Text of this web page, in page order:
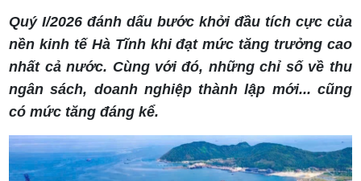
Quý I/2026 đánh dấu bước khởi đầu tích cực của
nền kinh tế Hà Tĩnh khi đạt mức tăng trưởng cao
nhất cả nước. Cùng với đó, những chỉ số về thu
ngân sách, doanh nghiệp thành lập mới... cũng
có mức tăng đáng kể.